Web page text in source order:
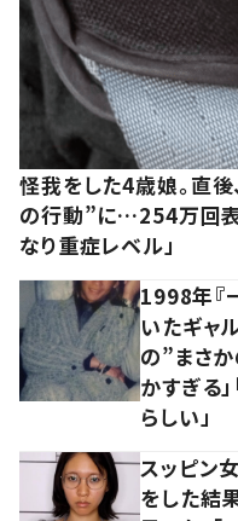
怪我をした4歳娘。直
の行動”に…254万回表
なり重症レベル」
1998年『
いたギャ
の”まさか
かすぎる
らしい」
スッピン
をした結